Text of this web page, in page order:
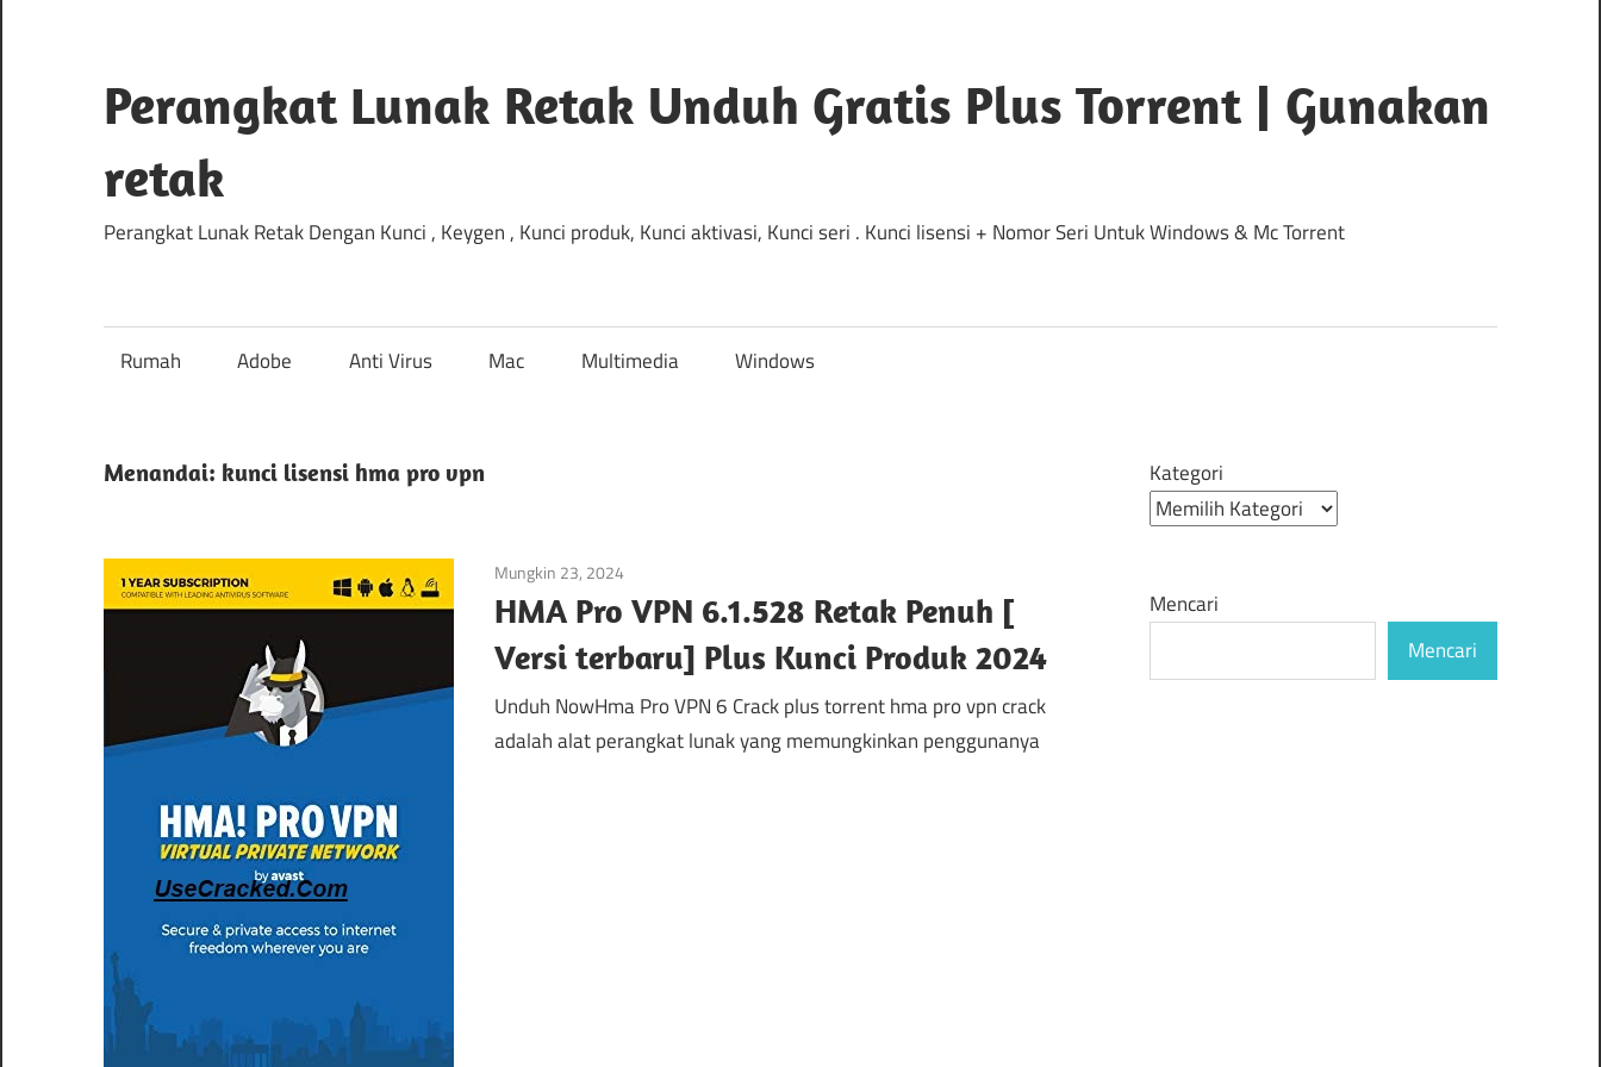
konten
Perangkat Lunak Retak Unduh Gratis Plus Torrent | Gunakan
retak
Perangkat Lunak Retak Dengan Kunci , Keygen , Kunci produk, Kunci aktivasi, Kunci seri . Kunci lisensi + Nomor Seri Untuk Windows & Mc Torrent
Rumah Adobe Anti Virus Mac Multimedia Windows
Menandai: kunci lisensi hma pro vpn
Mungkin 23, 2024
HMA Pro VPN 6.1.528 Retak Penuh [
Versi terbaru] Plus Kunci Produk 2024
Unduh NowHma Pro VPN 6 Crack plus torrent hma pro vpn crack
adalah alat perangkat lunak yang memungkinkan penggunanya
Kategori
Mencari
Mencari